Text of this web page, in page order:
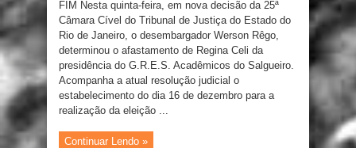
FIM Nesta quinta-feira, em nova decisão da 25ª
Câmara Cível do Tribunal de Justiça do Estado do
Rio de Janeiro, o desembargador Werson Rêgo,
determinou o afastamento de Regina Celi da
presidência do G.R.E.S. Acadêmicos do Salgueiro.
Acompanha a atual resolução judicial o
estabelecimento do dia 16 de dezembro para a
realização da eleição ...
Continuar Lendo »